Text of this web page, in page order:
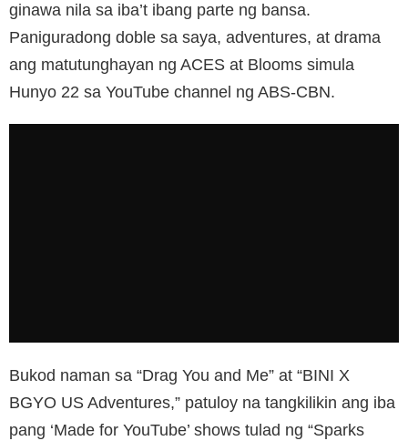
ginawa nila sa iba’t ibang parte ng bansa.
Paniguradong doble sa saya, adventures, at drama
ang matutunghayan ng ACES at Blooms simula
Hunyo 22 sa YouTube channel ng ABS-CBN.
Bukod naman sa “Drag You and Me” at “BINI X
BGYO US Adventures,” patuloy na tangkilikin ang iba
pang ‘Made for YouTube’ shows tulad ng “Sparks